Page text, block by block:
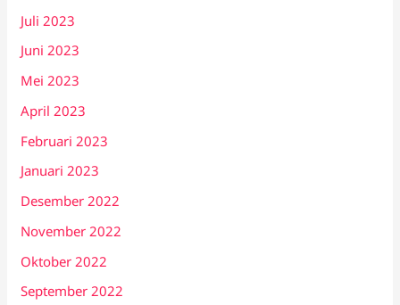
Juli 2023
Juni 2023
Mei 2023
April 2023
Februari 2023
Januari 2023
Desember 2022
November 2022
Oktober 2022
September 2022